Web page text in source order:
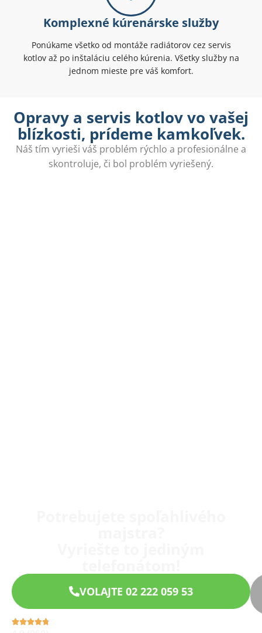
Komplexné kúrenárske služby
Ponúkame všetko od montáže radiátorov cez servis
kotlov až po inštaláciu celého kúrenia. Všetky služby na
jednom mieste pre váš komfort.
Opravy a servis kotlov vo vašej
blízkosti, prídeme kamkoľvek.
Náš tím vyrieši váš problém rýchlo a profesionálne a
skontroluje, či bol problém vyriešený.
VOLAJTE 02 222 059 53